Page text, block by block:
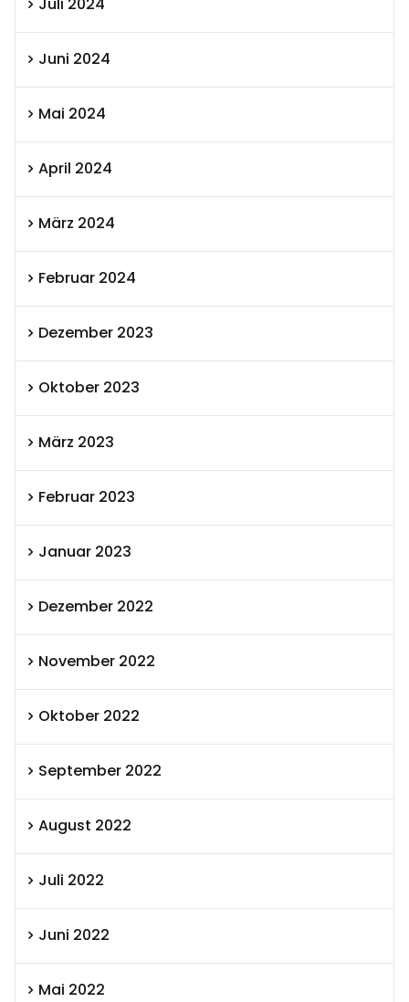
Juli 2024
Juni 2024
Mai 2024
April 2024
März 2024
Februar 2024
Dezember 2023
Oktober 2023
März 2023
Februar 2023
Januar 2023
Dezember 2022
November 2022
Oktober 2022
September 2022
August 2022
Juli 2022
Juni 2022
Mai 2022